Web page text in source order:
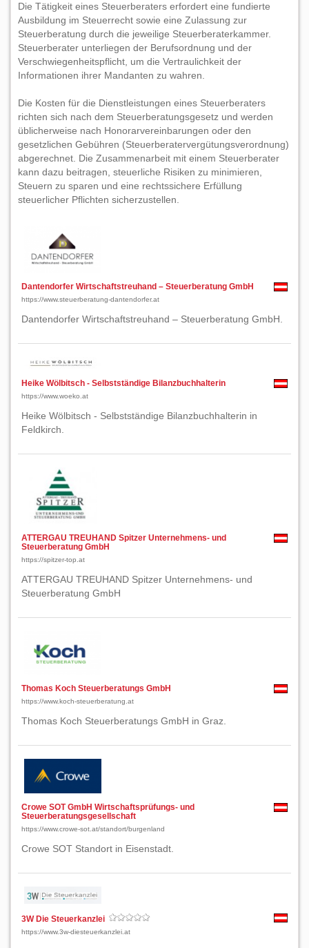
Die Tätigkeit eines Steuerberaters erfordert eine fundierte
Ausbildung im Steuerrecht sowie eine Zulassung zur
Steuerberatung durch die jeweilige Steuerberaterkammer.
Steuerberater unterliegen der Berufsordnung und der
Verschwiegenheitspflicht, um die Vertraulichkeit der
Informationen ihrer Mandanten zu wahren.
Die Kosten für die Dienstleistungen eines Steuerberaters
richten sich nach dem Steuerberatungsgesetz und werden
üblicherweise nach Honorarvereinbarungen oder den
gesetzlichen Gebühren (Steuerberatervergütungsverordnung)
abgerechnet. Die Zusammenarbeit mit einem Steuerberater
kann dazu beitragen, steuerliche Risiken zu minimieren,
Steuern zu sparen und eine rechtssichere Erfüllung
steuerlicher Pflichten sicherzustellen.
Dantendorfer Wirtschaftstreuhand – Steuerberatung GmbH
https://www.steuerberatung-dantendorfer.at
Dantendorfer Wirtschaftstreuhand – Steuerberatung GmbH.
Heike Wölbitsch - Selbstständige Bilanzbuchhalterin
https://www.woeko.at
Heike Wölbitsch - Selbstständige Bilanzbuchhalterin in
Feldkirch.
ATTERGAU TREUHAND Spitzer Unternehmens- und
Steuerberatung GmbH
https://spitzer-top.at
ATTERGAU TREUHAND Spitzer Unternehmens- und
Steuerberatung GmbH
Thomas Koch Steuerberatungs GmbH
https://www.koch-steuerberatung.at
Thomas Koch Steuerberatungs GmbH in Graz.
Crowe SOT GmbH Wirtschaftsprüfungs- und
Steuerberatungsgesellschaft
https://www.crowe-sot.at/standort/burgenland
Crowe SOT Standort in Eisenstadt.
3W Die Steuerkanzlei
https://www.3w-diesteuerkanzlei.at